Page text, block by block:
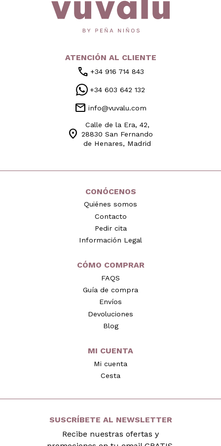
ATENCIÓN AL CLIENTE
call +34 916 714 843
+34 603 642 132
mail info@vuvalu.com
location_on
Calle de la Era, 42,
28830 San Fernando
de Henares, Madrid
CONÓCENOS
Quiénes somos
Contacto
Pedir cita
Información Legal
CÓMO COMPRAR
FAQS
Guía de compra
Envíos
Devoluciones
Blog
MI CUENTA
Mi cuenta
Cesta
SUSCRÍBETE AL NEWSLETTER
Recibe nuestras ofertas y